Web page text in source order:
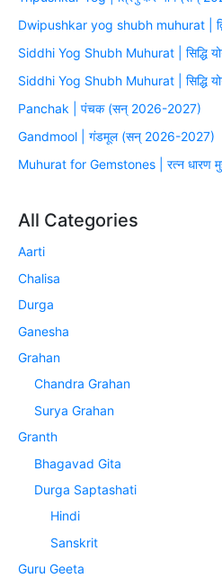
Dwipushkar yog shubh muhurat |
Siddhi Yog Shubh Muhurat | सिद्धि
Siddhi Yog Shubh Muhurat | सिद्धि
Panchak | पंचक (सन् 2026-2027)
Gandmool | गंडमूल (सन् 2026-2027)
Muhurat for Gemstones | रत्न धारण
All Categories
Aarti
Chalisa
Durga
Ganesha
Grahan
Chandra Grahan
Surya Grahan
Granth
Bhagavad Gita
Durga Saptashati
Hindi
Sanskrit
Guru Geeta